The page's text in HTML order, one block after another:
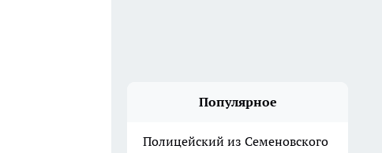
Популярное
Полицейский из Семеновского